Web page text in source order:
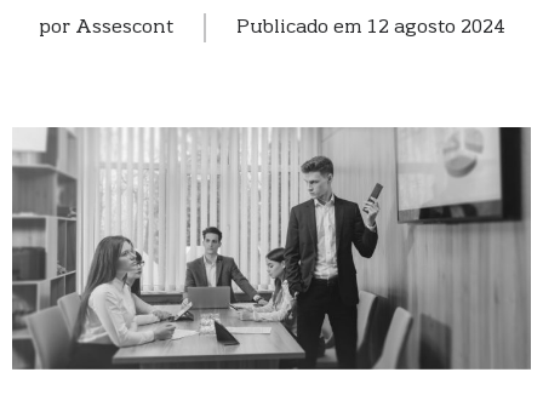
por Assescont Publicado em 12 agosto 2024